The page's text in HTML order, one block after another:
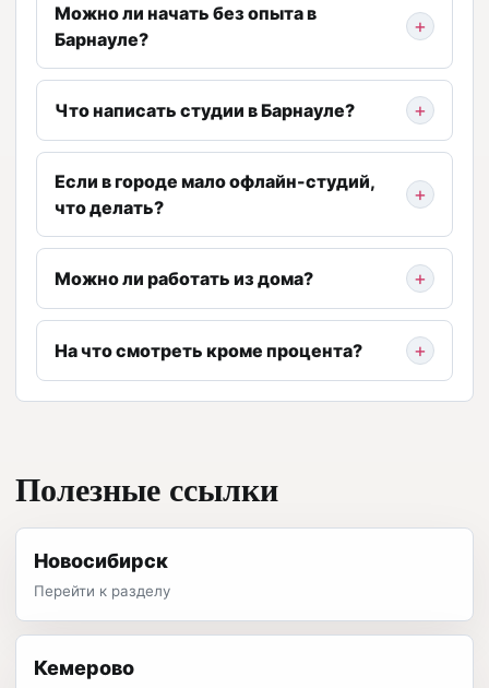
Можно ли начать без опыта в
Барнауле?
Что написать студии в Барнауле?
Если в городе мало офлайн-студий,
что делать?
Можно ли работать из дома?
На что смотреть кроме процента?
Полезные ссылки
Новосибирск
Перейти к разделу
Кемерово